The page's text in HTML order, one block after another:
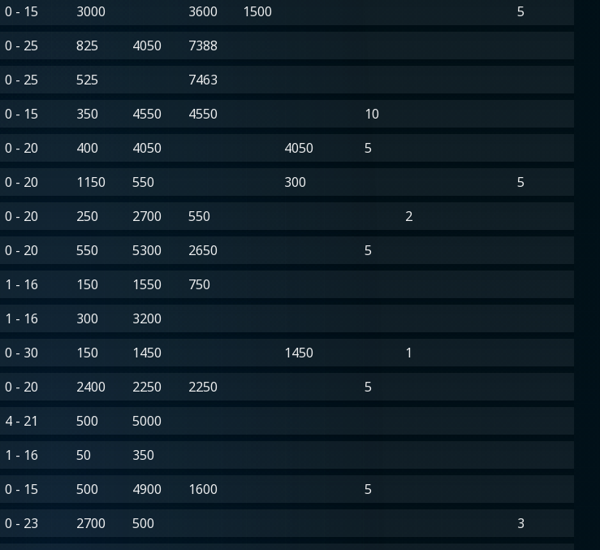
0 - 15 3000 3600 1500 5
0 - 25 825 4050 7388
0 - 25 525 7463
0 - 15 350 4550 4550 10
0 - 20 400 4050 4050 5
0 - 20 1150 550 300 5
0 - 20 250 2700 550 2
0 - 20 550 5300 2650 5
1 - 16 150 1550 750
1 - 16 300 3200
0 - 30 150 1450 1450 1
0 - 20 2400 2250 2250 5
4 - 21 500 5000
1 - 16 50 350
0 - 15 500 4900 1600 5
0 - 23 2700 500 3